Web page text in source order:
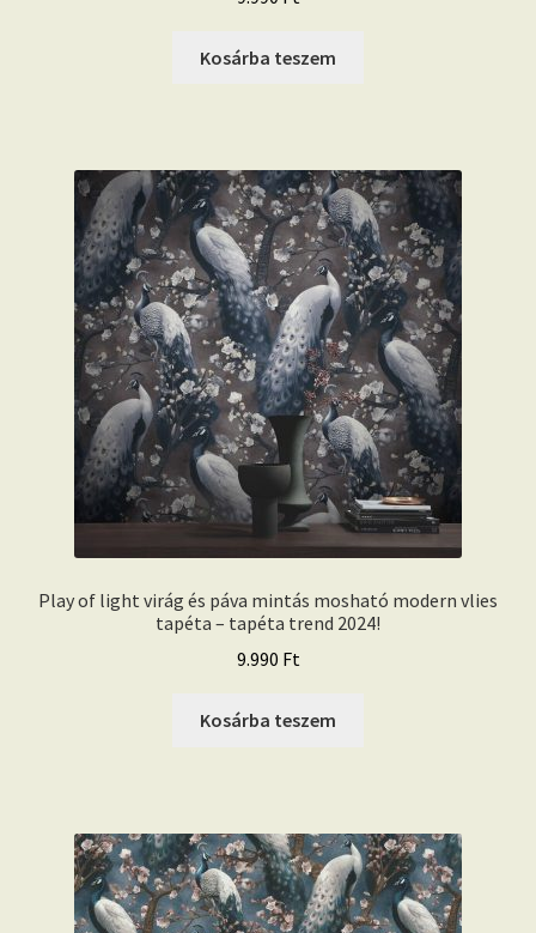
Kosárba teszem
Play of light virág és páva mintás mosható modern vlies
tapéta – tapéta trend 2024!
9.990 Ft
Kosárba teszem